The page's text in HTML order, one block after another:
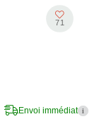
71
Envoi immédiat i